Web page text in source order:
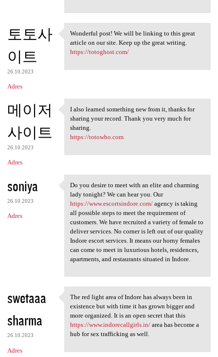
토토사
이트
26.10.2023
Adres
Wonderful post! We will be
Wonderful post! We will be linking to this great
article on our site. Keep up the great writing.
https://totoghost.com/
메이저
사이트
26.10.2023
Adres
I also learned something new
I also learned something new from it, thanks for
sharing your record. Thank you very much for
sharing.
https://totowho.com
soniya
26.10.2023
Adres
Do you desire to meet with an
Do you desire to meet with an elite and charming
lady tonight? We can hear you. Our
https://www.escortsindore.com/agency is taking
all possible steps to meet the requirement of
customers. We have recruited a variety of female to
deliver services. No corner is left out of our quality
Indore escort services. It means our horny females
can come to meet in luxurious hotels, residences,
apartments, and restaurants situated in Indore.
swetaaa
sharma
26.10.2023
Adres
The red light area of Indore
The red light area of Indore has always been in
existence but with time it has grown bigger and
more organized. It is an open secret that this
https://www.indorecallgirls.in/area has become a
hub for sex trafficking as well.